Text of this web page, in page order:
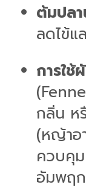
ต้มปล
ลดไข้แ
การใช้
กลิ่น ห
(หญ้าอ
ควบคุ
อัมพฤ